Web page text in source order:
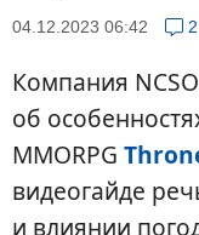
04.12.2023 06:42 2
Компания
об
MMORPG
видеогайде
и влиянии